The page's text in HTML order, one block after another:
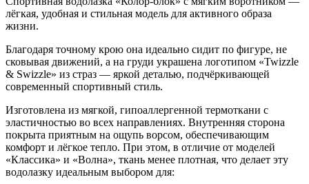
лёгкая, удобная и стильная модель для активного образа
жизни.
Благодаря точному крою она идеально сидит по фигуре, не
сковывая движений, а на груди украшена логотипом «Twizzle
& Swizzle» из страз — яркой деталью, подчёркивающей
современный спортивный стиль.
Изготовлена из мягкой, гипоаллергенной термоткани с
эластичностью во всех направлениях. Внутренняя сторона
покрыта приятным на ощупь ворсом, обеспечивающим
комфорт и лёгкое тепло. При этом, в отличие от моделей
«Классика» и «Волна», ткань менее плотная, что делает эту
водолазку идеальным выбором для: